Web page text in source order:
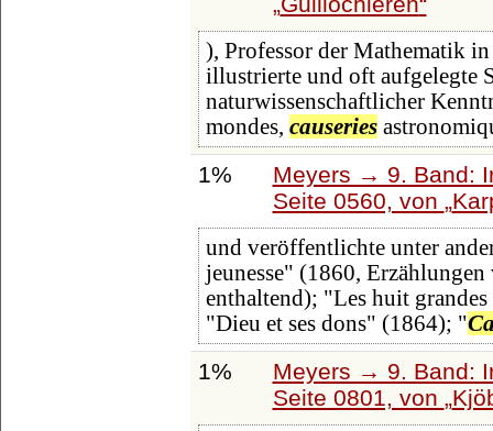
), Professor der Mathematik
illustrierte und oft aufgelegte
naturwissenschaftlicher
mondes, causeries
1%
Meyers → 9. Band:
Seite 0560, von
und veröffentlichte unter
jeunesse" (1860,
enthaltend); "Les huit
"Dieu et ses dons" (1864); "
1%
Meyers → 9. Band:
Seite 0801, von